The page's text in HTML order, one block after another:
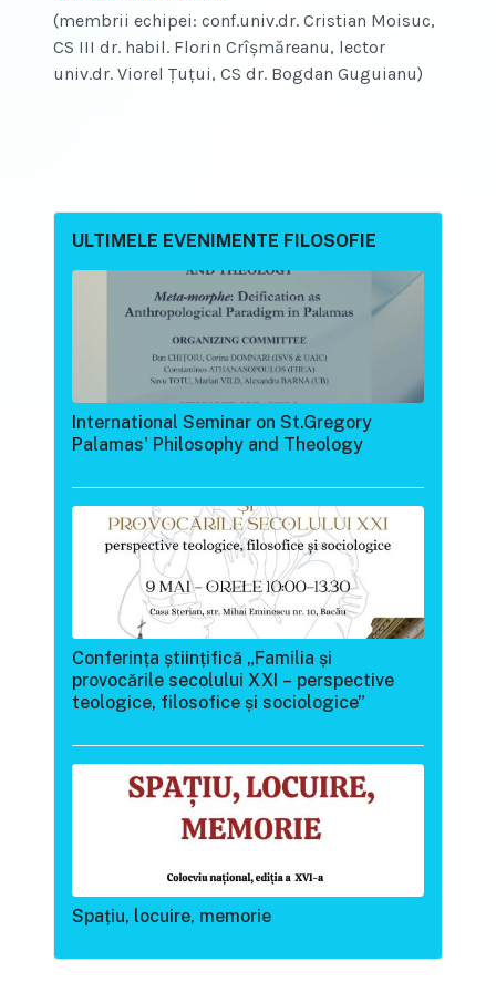
ULTIMELE EVENIMENTE FILOSOFIE
International Seminar on St.Gregory
Palamas' Philosophy and Theology
Conferința științifică „Familia și
provocările secolului XXI – perspective
teologice, filosofice și sociologice”
Spațiu, locuire, memorie
(membrii echipei: conf.univ.dr. Cristian Moisuc,
CS III dr. habil. Florin Crîșmăreanu, lector
univ.dr. Viorel Țuțui, CS dr. Bogdan Guguianu)